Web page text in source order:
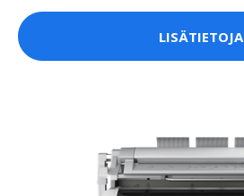
LISÄTIETOJA